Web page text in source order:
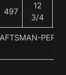
497
12
3/4